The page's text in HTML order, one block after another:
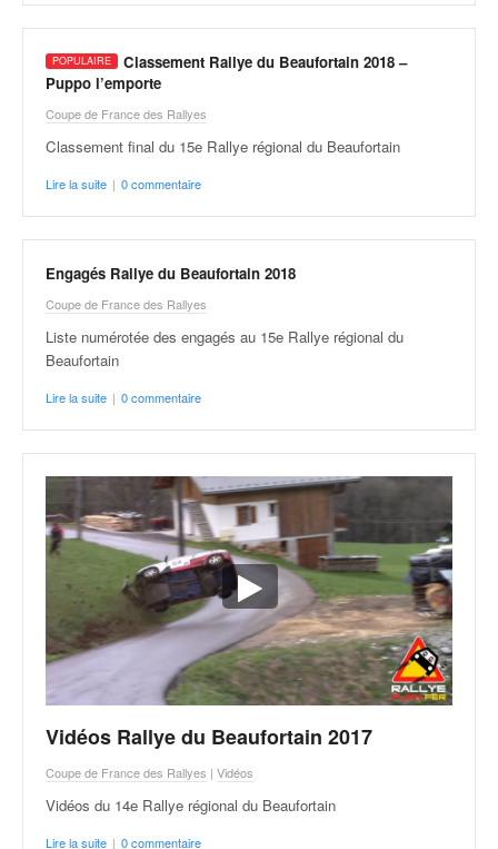
Classement Rallye du Beaufortain 2018 –
Puppo l’emporte
Coupe de France des Rallyes
Classement final du 15e Rallye régional du Beaufortain
Lire la suite | 0 commentaire
Engagés Rallye du Beaufortain 2018
Coupe de France des Rallyes
Liste numérotée des engagés au 15e Rallye régional du
Beaufortain
Lire la suite | 0 commentaire
Vidéos Rallye du Beaufortain 2017
Coupe de France des Rallyes | Vidéos
Vidéos du 14e Rallye régional du Beaufortain
Lire la suite | 0 commentaire